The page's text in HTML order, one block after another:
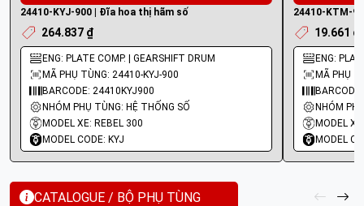
24410-KYJ-900 | Đĩa hoa thị hãm số
264.837 ₫
ENG: PLATE COMP. | GEARSHIFT DRUM
MÃ PHỤ TÙNG: 24410-KYJ-900
BARCODE: 24410KYJ900
NHÓM PHỤ TÙNG: HỆ THỐNG SỐ
MODEL XE: REBEL 300
MODEL CODE: KYJ
24410-KTM-
19.661 ₫
ENG:
MÃ PHỤ
NHÓM
MODEL
MODEL
CATALOGUE / BỘ PHỤ TÙNG